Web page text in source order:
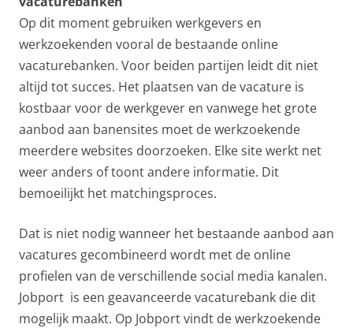
Op dit moment gebruiken werkgevers en
werkzoekenden vooral de bestaande online
vacaturebanken. Voor beiden partijen leidt dit niet
altijd tot succes. Het plaatsen van de vacature is
kostbaar voor de werkgever en vanwege het grote
aanbod aan banensites moet de werkzoekende
meerdere websites doorzoeken. Elke site werkt net
weer anders of toont andere informatie. Dit
bemoeilijkt het matchingsproces.
Dat is niet nodig wanneer het bestaande aanbod aan
vacatures gecombineerd wordt met de online
profielen van de verschillende social media kanalen.
Jobport is een geavanceerde vacaturebank die dit
mogelijk maakt. Op Jobport vindt de werkzoekende